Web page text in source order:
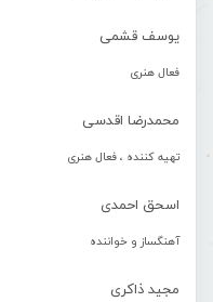
یوسف قشمی
فعال هنری
محمدرضا اقدسی
تهیه کننده ، فعال هنری
اسحق احمدی
آهنگساز و خواننده
مجید ذاکری